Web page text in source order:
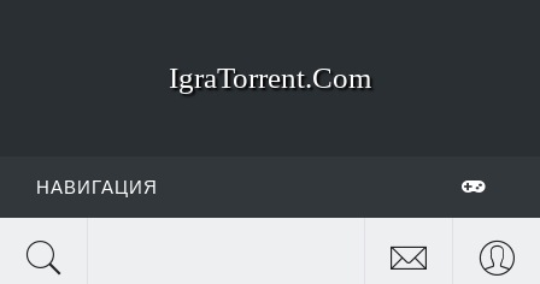
IgraTorrent.Com
НАВИГАЦИЯ